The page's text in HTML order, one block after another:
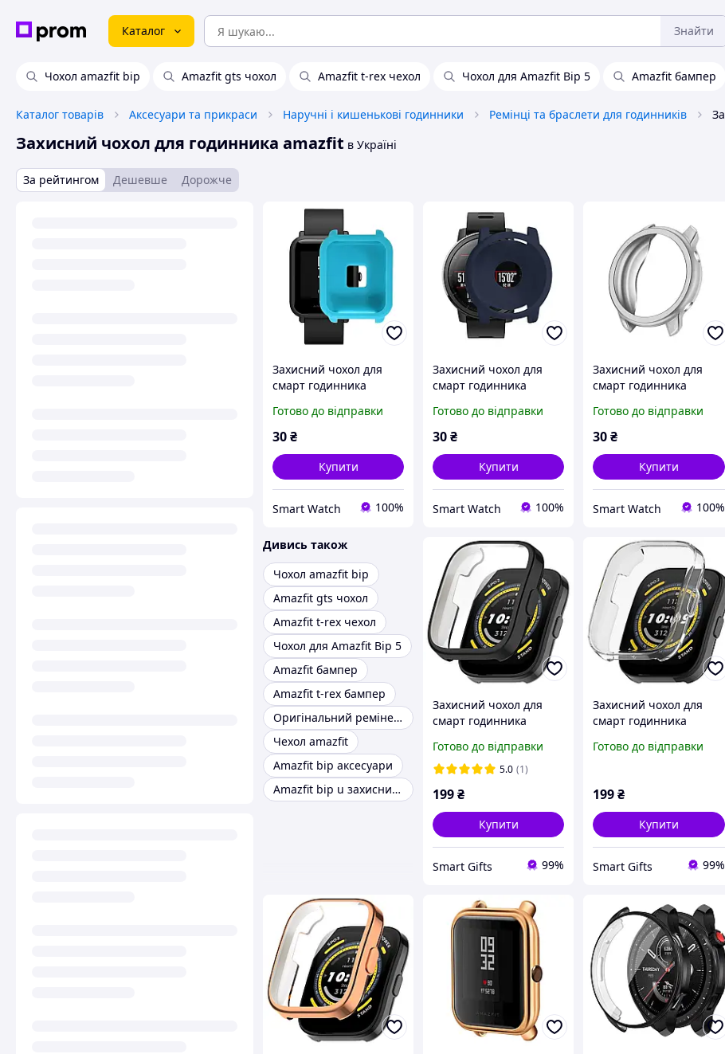
Каталог Знайти
Чохол amazfit bip Amazfit gts чохол Amazfit t-rex чехол Чохол для Amazfit Bip 5 Amazfit бампер
Каталог товарів Аксесуари та прикраси Наручні і кишенькові годинники Ремінці та браслети для годинників
Захисний чохол для годинника amazfit в Україні
За рейтингом Дешевше Дорожче
Захисний чохол для
смарт годинника
Bip S блакитний
Готово до відправки
30₴
Купити
Smart Watch 100%
Захисний чохол для
смарт годинника
темно-синій
Готово до відправки
30₴
Купити
Smart Watch 100%
Захисний чохол для
смарт годинника
сріблястий
Готово до відправки
30₴
Купити
Smart Watch 100%
Дивись також
Чохол amazfit bip
Amazfit gts чохол
Amazfit t-rex чехол
Чохол для Amazfit Bip 5
Amazfit бампер
Amazfit t-rex бампер
Оригінальний ремінець для amazfit t-rex
Чехол amazfit
Amazfit bip аксесуари
Amazfit bip u захисний чохол
Захисний чохол для
смарт годинника
чорний
Готово до відправки
5.0 (1)
199₴
Купити
Smart Gifts 99%
Захисний чохол для
смарт годинника
прозорий
Готово до відправки
199₴
Купити
Smart Gifts 99%